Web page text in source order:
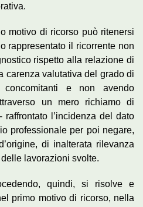
motivo di ricorso può ritenersi
rappresentato il ricorrente non
rispetto alla relazione di
carenza valutativa del grado di
e non avendo
un mero richiamo di
raffrontato l’incidenza del dato
professionale per poi negare,
di inalterata rilevanza
lavorazioni svolte.
quindi, si risolve e
primo motivo di ricorso, nella